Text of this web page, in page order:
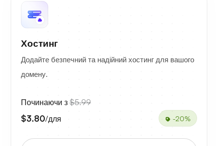
Хостинг
Додайте безпечний та надійний хостинг для вашого
домену.
Починаючи з $5.99
$3.80/для -20%